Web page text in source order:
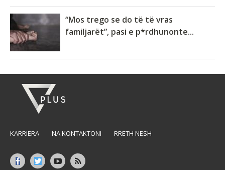
“Mos trego se do të të vras
familjarët”, pasi e p*rdhunonte...
KARRIERA NA KONTAKTONI RRETH NESH